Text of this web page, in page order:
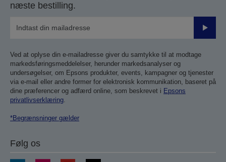
næste bestilling.
Send
Ved at oplyse din e-mailadresse giver du samtykke til at modtage
markedsføringsmeddelelser, herunder markedsanalyser og
undersøgelser, om Epsons produkter, events, kampagner og tjenester
via e-mail eller andre former for elektronisk kommunikation, baseret på
dine præferencer og adfærd online, som beskrevet i Epsons
privatlivserklæring.
*Begrænsninger gælder
Følg os